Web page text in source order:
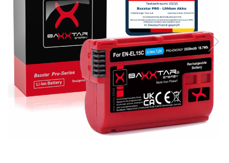
POS/Scanere coduri de bare
Scule electrice
Smartwatch
Incarcatoare